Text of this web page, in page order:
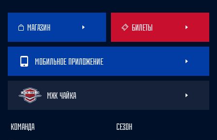
МАГАЗИН БИЛЕТЫ
МОБИЛЬНОЕ ПРИЛОЖЕНИЕ
МХК ЧАЙКА
КОМАНДА СЕЗОН